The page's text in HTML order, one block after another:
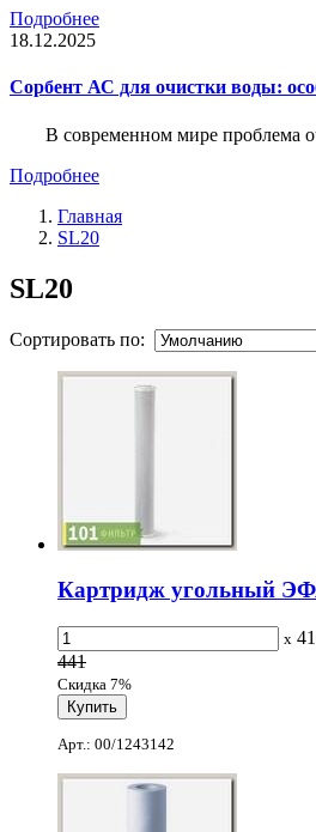
Подробнее
18.12.2025
Сорбент АС для очистки воды:
В современном мире проблема
Подробнее
Главная
SL20
SL20
Сортировать по:
Картридж угольный
x
441
Скидка 7%
Арт.: 00/1243142